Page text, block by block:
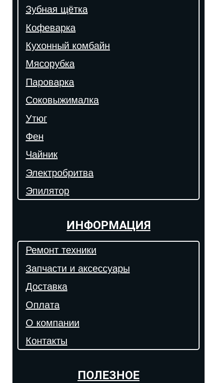
Зубная щётка
Кофеварка
Кухонный комбайн
Мясорубка
Пароварка
Соковыжималка
Утюг
Фен
Чайник
Электробритва
Эпилятор
ИНФОРМАЦИЯ
Ремонт техники
Запчасти и аксессуары
Доставка
Оплата
О компании
Контакты
ПОЛЕЗНОЕ